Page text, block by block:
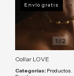
1 /2
Envío gratis
Collar LOVE
Categorías: Productos,